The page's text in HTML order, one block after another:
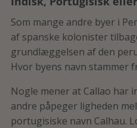
Som mange andre byer i
af spanske kolonister
grundlæggelsen af den
Hvor byens navn stammer
Nogle mener at Callao har
andre påpeger ligheden
portugisiske navn Calhau.